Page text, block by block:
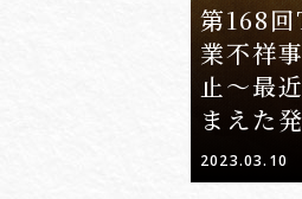
第168
業不祥
止～最
まえた
グルー
2023.03.10